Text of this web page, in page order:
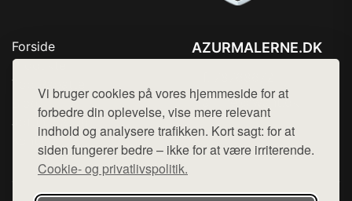
Vi bruger cookies på vores hjemmeside for at
forbedre din oplevelse, vise mere relevant
indhold og analysere trafikken. Kort sagt: for at
siden fungerer bedre – ikke for at være irriterende.
Cookie- og privatlivspolitik.
Forside
Produkter
Top Rabatter
Jotun maling
Kontakt
AZURMALERNE.DK
Mail:hej@want.dk
Cookie- og privatlivspolitik